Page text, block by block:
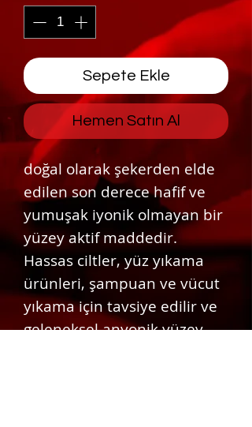
Sepete Ekle
Hemen Satın Al
doğal olarak şekerden elde
edilen son derece hafif ve
yumuşak iyonik olmayan bir
yüzey aktif maddedir.
Hassas ciltler, yüz yıkama
ürünleri, şampuan ve vücut
yıkama için tavsiye edilir ve
geleneksel anyonik yüzey